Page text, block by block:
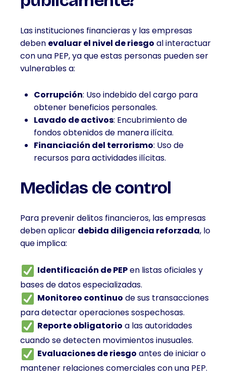
Las instituciones financieras y las empresas
deben evaluar el nivel de riesgo al interactuar
con una PEP, ya que estas personas pueden ser
vulnerables a:
Corrupción: Uso indebido del cargo para
obtener beneficios personales.
Lavado de activos: Encubrimiento de
fondos obtenidos de manera ilícita.
Financiación del terrorismo: Uso de
recursos para actividades ilícitas.
Medidas de control
Para prevenir delitos financieros, las empresas
deben aplicar debida diligencia reforzada, lo
que implica:
Identificación de PEPen listas oficiales y
bases de datos especializadas.
Monitoreo continuo de sus transacciones
para detectar operaciones sospechosas.
Reporte obligatorio a las autoridades
cuando se detecten movimientos inusuales.
Evaluaciones de riesgo antes de iniciar o
mantener relaciones comerciales con una PEP.